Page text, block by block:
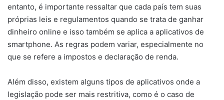
entanto, é importante ressaltar que cada país tem suas
próprias leis e regulamentos quando se trata de ganhar
dinheiro online e isso também se aplica a aplicativos de
smartphone. As regras podem variar, especialmente no
que se refere a impostos e declaração de renda.
Além disso, existem alguns tipos de aplicativos onde a
legislação pode ser mais restritiva, como é o caso de